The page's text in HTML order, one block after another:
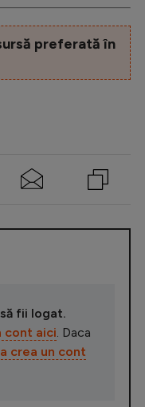
preferată în
fii logat.
cont aici. Daca
crea un cont